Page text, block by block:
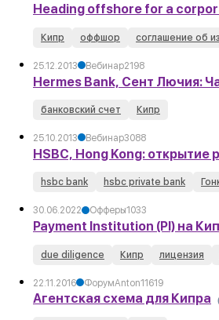
Heading offshore for a
Кипр оффшор соглашение об
25.12.2013 Вебинар2198
Hermes Bank, Сент Лючия:
банковский счет Кипр
25.10.2013 Вебинар3088
HSBC, Hong Kong: открытие
hsbc bank hsbc private bank
30.06.2022 Офферы1033
Payment Institution (PI) на
due diligence Кипр лицензия
22.11.2016 ФорумAnton11619
Агентская схема для Кипра